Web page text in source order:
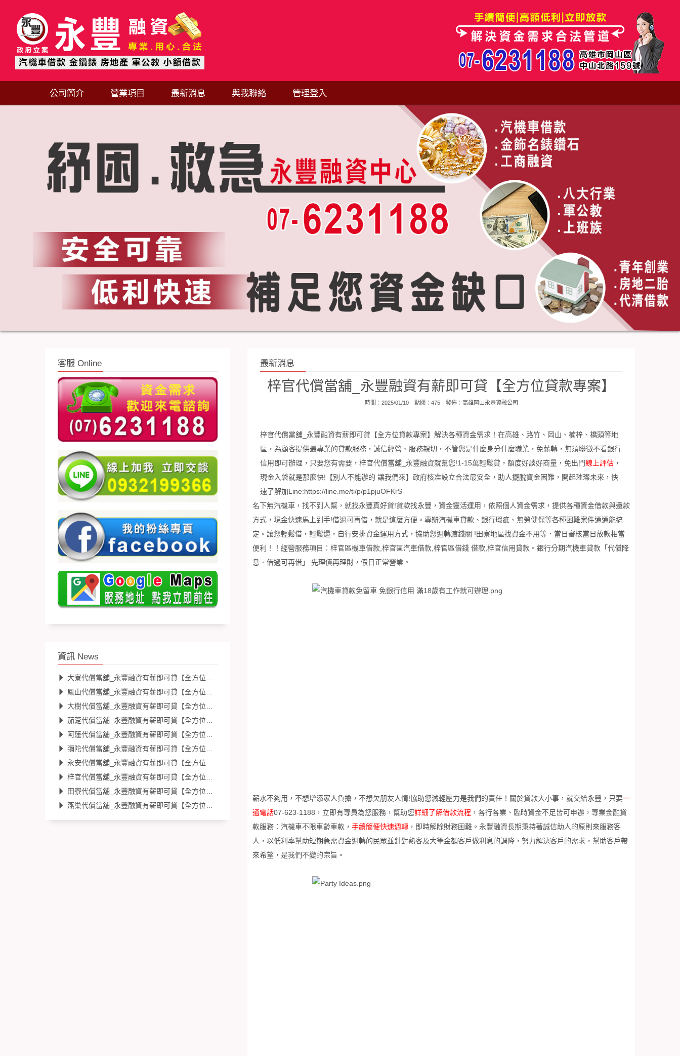
公司簡介 營業項目 最新消息 與我聯絡 管理登入
最新消息
梓官代償當舖_永豐融資有薪即可貸【全方位貸款專案】
時間：2025/01/10 點閱：475 發佈： 高雄岡山永豐資融公司
梓官代償當舖_永豐融資有薪即可貸【全方位貸款專案】解決各種資金需求！在高雄、路竹、岡山、楠梓、橋頭等地
區，為顧客提供最專業的貸款服務，誠信經營、服務親切，不管您是什麼身分什麼職業，免薪轉，無須聯徵不看銀行
信用即可辦理，只要您有需要， 梓官代償當舖_永豐融資就幫您!1-15萬輕鬆貸，額度好談好商量，免出門線上評估 ，
現金入袋就是那麼快!【別人不能辦的 讓我們來】政府核准設立合法最安全，助人擺脫資金困難，開起璀璨未來，快
速了解加Line:https://line.me/ti/p/p1pjuOFKrS
名下無汽機車，找不到人幫，就找永豐真好貸!貸款找永豐，資金靈活運用，依照個人資金需求，提供各種資金借款與還款
方式，現金快速馬上到手!借過可再借，就是這麼方便。專辦汽機車貸款、銀行瑕疵、無勞健保等各種困難案件通通能搞
定。讓您輕鬆借，輕鬆還，自行安排資金運用方式，協助您週轉渡錢關 !田寮地區找資金不用等．當日審核當日放款相當
便利！！經營服務項目：梓官區機車借款,梓官區汽車借款,梓官區借錢 借款,梓官信用貸款。銀行分期汽機車貸款「代償降
息．借過可再借」 先理債再理財，假日正常營業。
薪水不夠用，不想增添家人負擔，不想欠朋友人情!協助您減輕壓力是我們的責任！關於貸款大小事，就交給永豐，只要一
通電話07-623-1188 ，立即有專員為您服務，幫助您詳細了解借款流程 ，各行各業、臨時資金不足皆可申辦，專業金融貸
款服務：汽機車不限車齡車款， 手續簡便快速週轉 ，即時解除財務困難。永豐融資長期秉持著誠信助人的原則來服務客
人，以低利率幫助短期急需資金週轉的民眾並針對熟客及大筆金額客戶做利息的調降，努力解決客戶的需求，幫助客戶帶
來希望，是我們不變的宗旨。
客服 Online
資訊 News
大寮代償當舖_永豐融資有薪即可貸【全方位貸款專案】
鳳山代償當舖_永豐融資有薪即可貸【全方位貸款專案】
大樹代償當舖_永豐融資有薪即可貸【全方位貸款專案】
茄萣代償當舖_永豐融資有薪即可貸【全方位貸款專案】
阿蓮代償當舖_永豐融資有薪即可貸【全方位貸款專案】
彌陀代償當舖_永豐融資有薪即可貸【全方位貸款專案】
永安代償當舖_永豐融資有薪即可貸【全方位貸款專案】
梓官代償當舖_永豐融資有薪即可貸【全方位貸款專案】
田寮代償當舖_永豐融資有薪即可貸【全方位貸款專案】
燕巢代償當舖_永豐融資有薪即可貸【全方位貸款專案】